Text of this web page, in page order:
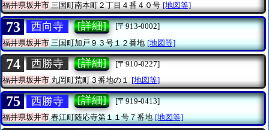
福井県坂井市三国町南本町２丁目４番４０号 [地図等]
73 西向寺 [詳細]
[〒913-0002]
福井県坂井市三国町加戸９３号１２番地 [地図等]
74 西勝寺 [詳細]
[〒910-0227]
福井県坂井市 丸岡町荒町３番地の１ [地図等]
75 西勝寺 [詳細]
[〒919-0413]
福井県坂井市春江町随応寺第１１号７番地 [地図等]